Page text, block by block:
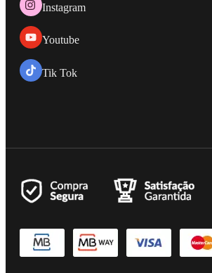
Instagram
Youtube
Tik Tok